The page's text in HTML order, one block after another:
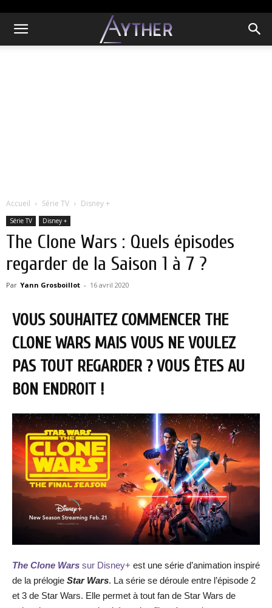
Accueil Série TV Disney +
Série TV Disney +
The Clone Wars : Quels épisodes
regarder de la Saison 1 à 7 ?
Par Yann Grosboillot - 16 avril 2020
VOUS SOUHAITEZ COMMENCER THE
CLONE WARS MAIS VOUS NE VOULEZ
PAS TOUT REGARDER ? VOUS ÊTES AU
BON ENDROIT !
The Clone Wars sur Disney+ est une série d’animation inspiré
de la prélogie Star Wars. La série se déroule entre l’épisode 2
et 3 de Star Wars. Elle permet à tout fan de Star Wars de